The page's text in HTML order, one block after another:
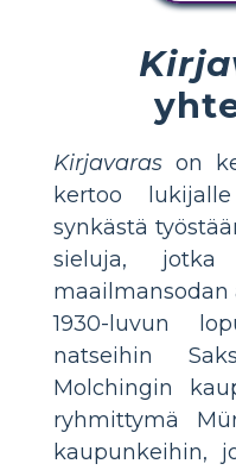
Kirjavaras on
kertoo
synkästä
sieluja, jotka
maailmansodan
1930-luvun
natseihin
Molchingin
ryhmittymä
kaupunkeihin,